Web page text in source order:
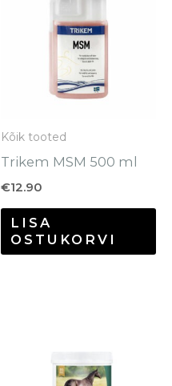
Kõik tooted
Trikem MSM 500 ml
€12.90
LISA
OSTUKORVI